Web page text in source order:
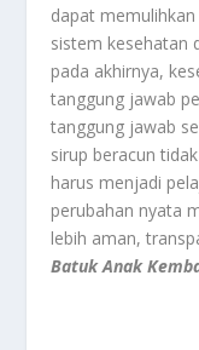
dapat
sistem kesehatan
pada akhirnya,
tanggung jawab
tanggung jawab
sirup beracun
harus menjadi
perubahan nyata
lebih aman,
Batuk Anak